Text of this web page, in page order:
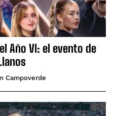
Año VI: el evento de
Campoverde